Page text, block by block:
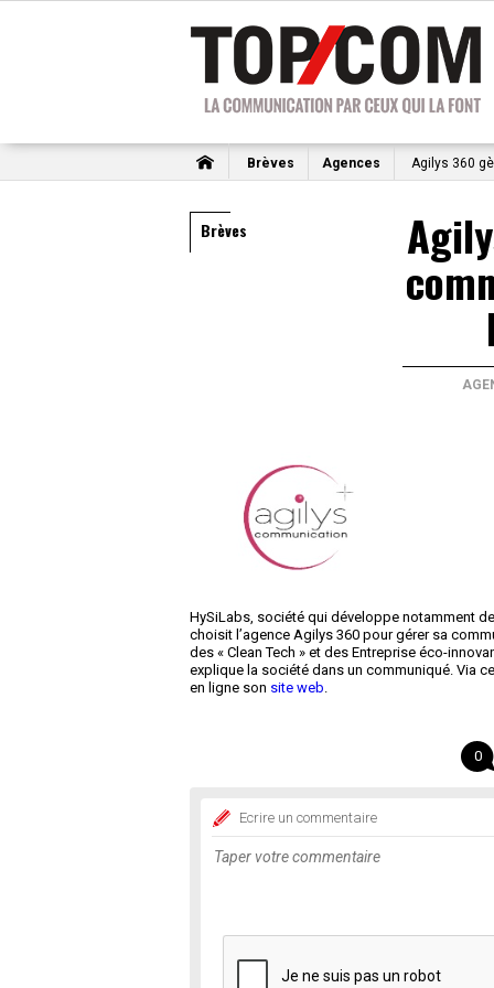
Brèves Agences Agilys 360
Brèves
HySiLabs, société qui développe notamment
choisit l’agence Agilys 360 pour gérer sa
des « Clean Tech » et des Entreprise éco-
explique la société dans un communiqué. Via
en ligne son site web.
0
Ecrire un commentaire